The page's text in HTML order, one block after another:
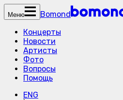
Меню
Bomond
Концерты
Новости
Артисты
Фото
Вопросы
Помощь
ENG